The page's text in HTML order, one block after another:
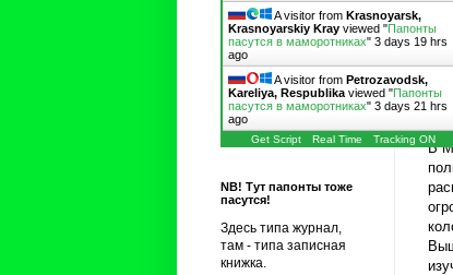
не
В
A visitor from Krasnoyarsk,
Krasnoyarskiy Kray viewed "Папонты
пасутся в маморотниках" 3 days 19 hrs
ago
A visitor from Petrozavodsk,
Kareliya, Respublika viewed "Папонты
пасутся в маморотниках" 3 days 21 hrs
ago
Get Script Real Time Tracking ON
NB! Тут папонты тоже
пасутся!
Здесь типа журнал,
там - типа записная
книжка.